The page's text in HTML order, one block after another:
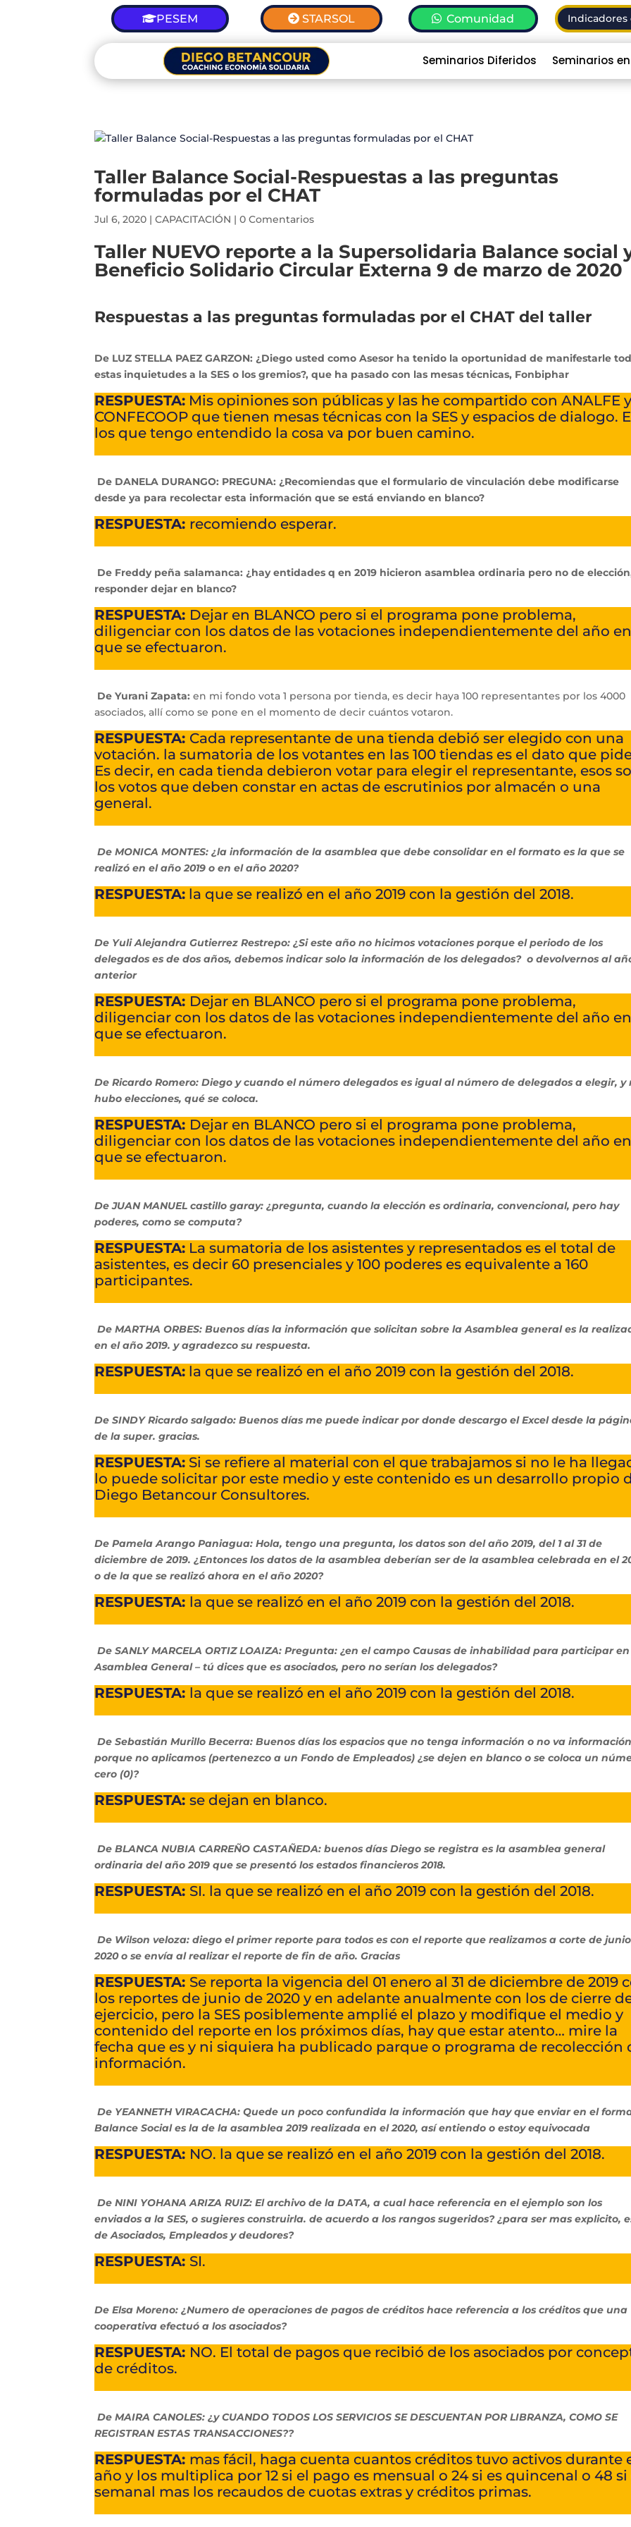
PESEM STARSOL Comunidad Indicadores
Seminarios Diferidos Seminarios
Taller Balance Social-Respuestas a las preguntas
formuladas por el CHAT
Jul 6, 2020 |CAPACITACIÓN |0 Comentarios
Taller NUEVO reporte a la Supersolidaria Balance social
Beneficio Solidario Circular Externa 9 de marzo de 2020
Respuestas a las preguntas formuladas por el CHAT del taller
De LUZ STELLA PAEZ GARZON: ¿Diego usted como Asesor ha tenido la oportunidad de manifestarle
estas inquietudes a la SES o los gremios?, que ha pasado con las mesas técnicas, Fonbiphar
RESPUESTA: Mis opiniones son públicas y las he compartido con ANALFE y
CONFECOOP que tienen mesas técnicas con la SES y espacios de dialogo.
los que tengo entendido la cosa va por buen camino.
De DANELA DURANGO: PREGUNA: ¿Recomiendas que el formulario de vinculación debe modificarse
desde ya para recolectar esta información que se está enviando en blanco?
RESPUESTA: recomiendo esperar.
De Freddy peña salamanca: ¿hay entidades q en 2019 hicieron asamblea ordinaria pero no de
responder dejar en blanco?
RESPUESTA: Dejar en BLANCO pero si el programa pone problema,
diligenciar con los datos de las votaciones independientemente del año
que se efectuaron.
De Yurani Zapata: en mi fondo vota 1 persona por tienda, es decir haya 100 representantes por los 4000
asociados, allí como se pone en el momento de decir cuántos votaron.
RESPUESTA: Cada representante de una tienda debió ser elegido con una
votación. la sumatoria de los votantes en las 100 tiendas es el dato que
Es decir, en cada tienda debieron votar para elegir el representante, esos
los votos que deben constar en actas de escrutinios por almacén o una
general.
De MONICA MONTES: ¿la información de la asamblea que debe consolidar en el formato es la que se
realizó en el año 2019 o en el año 2020?
RESPUESTA: la que se realizó en el año 2019 con la gestión del 2018.
De Yuli Alejandra Gutierrez Restrepo: ¿Si este año no hicimos votaciones porque el periodo de los
delegados es de dos años, debemos indicar solo la información de los delegados? o devolvernos al
anterior
RESPUESTA: Dejar en BLANCO pero si el programa pone problema,
diligenciar con los datos de las votaciones independientemente del año
que se efectuaron.
De Ricardo Romero: Diego y cuando el número delegados es igual al número de delegados a elegir, y
hubo elecciones, qué se coloca.
RESPUESTA: Dejar en BLANCO pero si el programa pone problema,
diligenciar con los datos de las votaciones independientemente del año
que se efectuaron.
De JUAN MANUEL castillo garay: ¿pregunta, cuando la elección es ordinaria, convencional, pero hay
poderes, como se computa?
RESPUESTA: La sumatoria de los asistentes y representados es el total de
asistentes, es decir 60 presenciales y 100 poderes es equivalente a 160
participantes.
De MARTHA ORBES: Buenos días la información que solicitan sobre la Asamblea general es la
en el año 2019. y agradezco su respuesta.
RESPUESTA: la que se realizó en el año 2019 con la gestión del 2018.
De SINDY Ricardo salgado: Buenos días me puede indicar por donde descargo el Excel desde la
de la super. gracias.
RESPUESTA: Si se refiere al material con el que trabajamos si no le ha
lo puede solicitar por este medio y este contenido es un desarrollo propio
Diego Betancour Consultores.
De Pamela Arango Paniagua: Hola, tengo una pregunta, los datos son del año 2019, del 1 al 31 de
diciembre de 2019. ¿Entonces los datos de la asamblea deberían ser de la asamblea celebrada en el
o de la que se realizó ahora en el año 2020?
RESPUESTA: la que se realizó en el año 2019 con la gestión del 2018.
De SANLY MARCELA ORTIZ LOAIZA: Pregunta: ¿en el campo Causas de inhabilidad para participar
Asamblea General – tú dices que es asociados, pero no serían los delegados?
RESPUESTA: la que se realizó en el año 2019 con la gestión del 2018.
De Sebastián Murillo Becerra: Buenos días los espacios que no tenga información o no va información
porque no aplicamos (pertenezco a un Fondo de Empleados) ¿se dejen en blanco o se coloca un
cero (0)?
RESPUESTA:se dejan en blanco.
De BLANCA NUBIA CARREÑO CASTAÑEDA: buenos días Diego se registra es la asamblea general
ordinaria del año 2019 que se presentó los estados financieros 2018.
RESPUESTA: SI. la que se realizó en el año 2019 con la gestión del 2018.
De Wilson veloza: diego el primer reporte para todos es con el reporte que realizamos a corte de
2020 o se envía al realizar el reporte de fin de año. Gracias
RESPUESTA: Se reporta la vigencia del 01 enero al 31 de diciembre de 2019
los reportes de junio de 2020 y en adelante anualmente con los de cierre
ejercicio, pero la SES posiblemente amplié el plazo y modifique el medio y
contenido del reporte en los próximos días, hay que estar atento… mire la
fecha que es y ni siquiera ha publicado parque o programa de recolección
información.
De YEANNETH VIRACACHA: Quede un poco confundida la información que hay que enviar en el
Balance Social es la de la asamblea 2019 realizada en el 2020, así entiendo o estoy equivocada
RESPUESTA: NO. la que se realizó en el año 2019 con la gestión del 2018.
De NINI YOHANA ARIZA RUIZ: El archivo de la DATA, a cual hace referencia en el ejemplo son los
enviados a la SES, o sugieres construirla. de acuerdo a los rangos sugeridos? ¿para ser mas explicito,
de Asociados, Empleados y deudores?
RESPUESTA: SI.
De Elsa Moreno: ¿Numero de operaciones de pagos de créditos hace referencia a los créditos que una
cooperativa efectuó a los asociados?
RESPUESTA: NO. El total de pagos que recibió de los asociados por
de créditos.
De MAIRA CANOLES: ¿y CUANDO TODOS LOS SERVICIOS SE DESCUENTAN POR LIBRANZA, COMO SE
REGISTRAN ESTAS TRANSACCIONES??
RESPUESTA: mas fácil, haga cuenta cuantos créditos tuvo activos durante
año y los multiplica por 12 si el pago es mensual o 24 si es quincenal o 48 si
semanal mas los recaudos de cuotas extras y créditos primas.